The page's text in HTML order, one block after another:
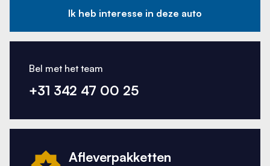
Ik heb interesse in deze auto
Bel met het team
+31 342 47 00 25
Afleverpakketten